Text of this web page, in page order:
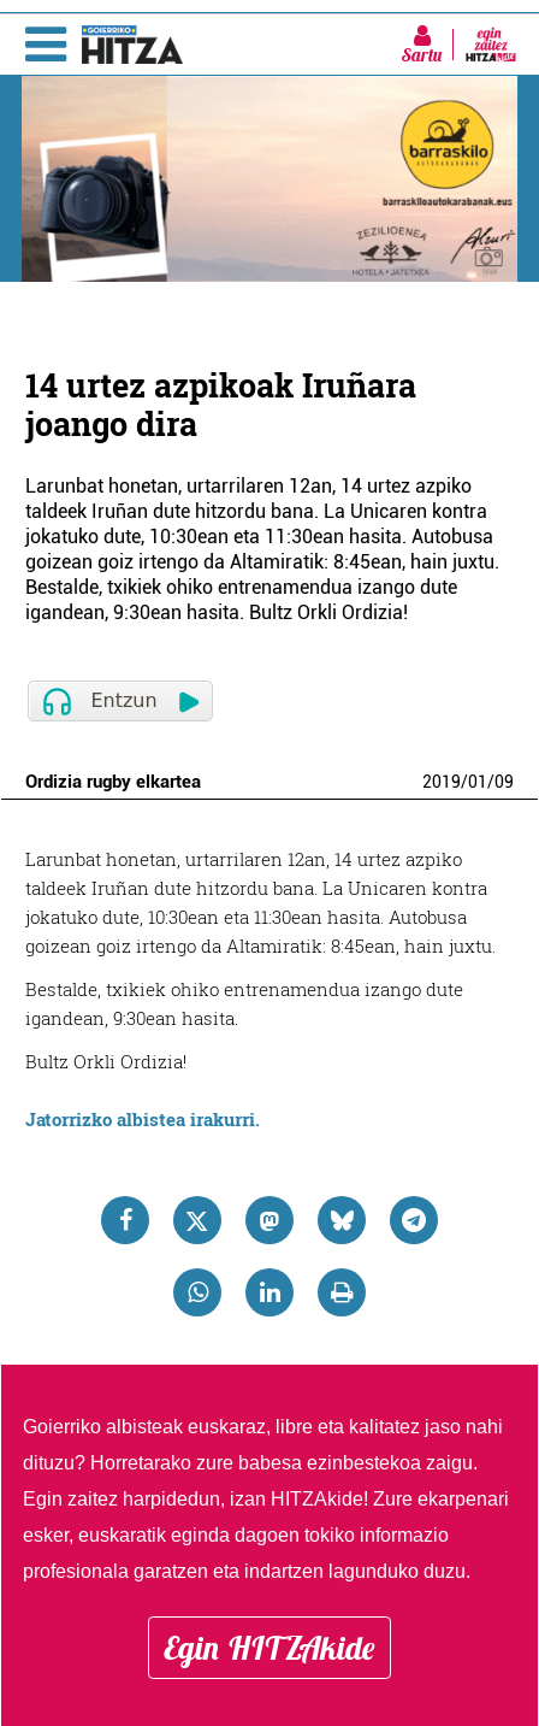
Sartu
14 urtez azpikoak Iruñara
joango dira
Larunbat honetan, urtarrilaren 12an, 14 urtez azpiko
taldeek Iruñan dute hitzordu bana. La Unicaren kontra
jokatuko dute, 10:30ean eta 11:30ean hasita. Autobusa
goizean goiz irtengo da Altamiratik: 8:45ean, hain juxtu.
Bestalde, txikiek ohiko entrenamendua izango dute
igandean, 9:30ean hasita. Bultz Orkli Ordizia!
Ordizia rugby elkartea 2019/01/09
Larunbat honetan, urtarrilaren 12an, 14 urtez azpiko
taldeek Iruñan dute hitzordu bana. La Unicaren kontra
jokatuko dute, 10:30ean eta 11:30ean hasita. Autobusa
goizean goiz irtengo da Altamiratik: 8:45ean, hain juxtu.
Bestalde, txikiek ohiko entrenamendua izango dute
igandean, 9:30ean hasita.
Bultz Orkli Ordizia!
Jatorrizko albistea irakurri.
Goierriko albisteak euskaraz, libre eta kalitatez jaso nahi
dituzu? Horretarako zure babesa ezinbestekoa zaigu.
Egin zaitez harpidedun, izan HITZAkide!Zure ekarpenari
esker, euskaratik eginda dagoen tokiko informazio
profesionala garatzen eta indartzen lagunduko duzu.
Egin HITZAkide